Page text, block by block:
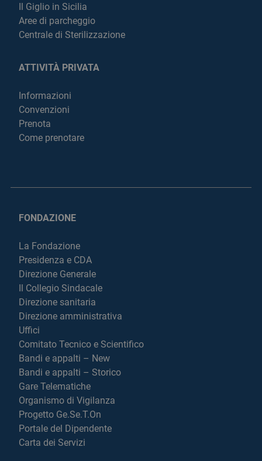
Il Giglio in Sicilia
Aree di parcheggio
Centrale di Sterilizzazione
ATTIVITÀ PRIVATA
Informazioni
Convenzioni
Prenota
Come prenotare
FONDAZIONE
La Fondazione
Presidenza e CDA
Direzione Generale
Il Collegio Sindacale
Direzione sanitaria
Direzione amministrativa
Uffici
Comitato Tecnico e Scientifico
Bandi e appalti – New
Bandi e appalti – Storico
Gare Telematiche
Organismo di Vigilanza
Progetto Ge.Se.T.On
Portale del Dipendente
Carta dei Servizi